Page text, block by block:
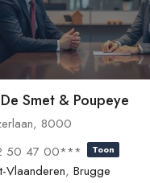
Smet & Poupeye
8000
50 47 00***
Toon
Vlaanderen, Brugge